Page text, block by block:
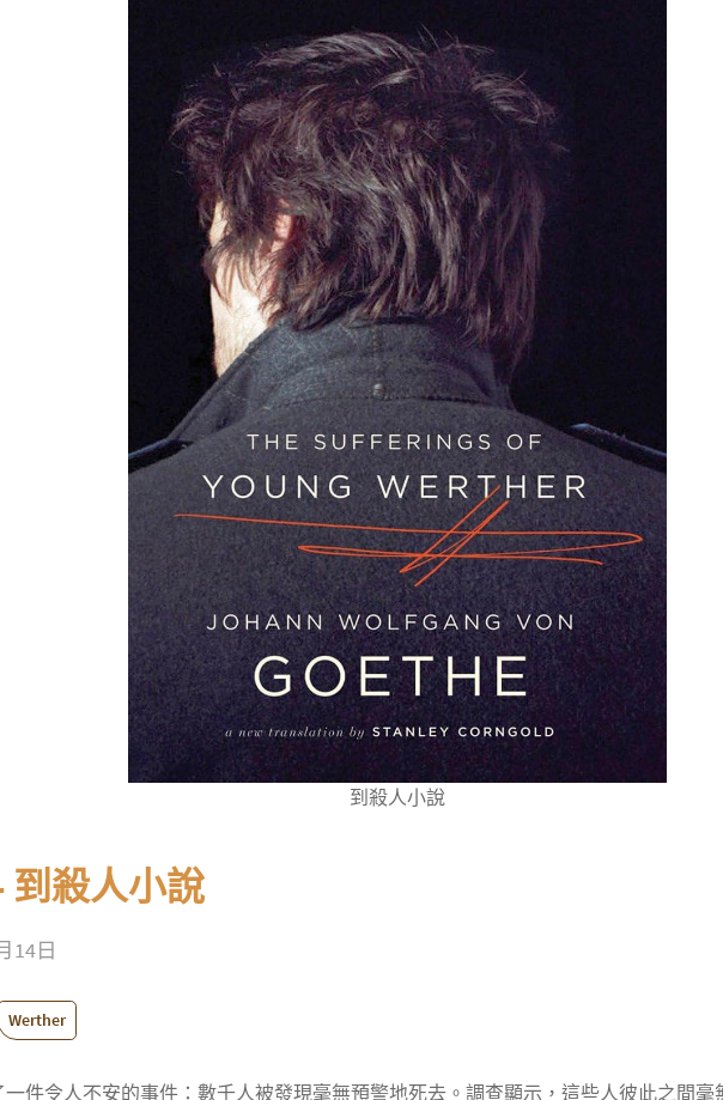
到殺人小說
到殺人小說
14日
Werther
件令人不安的事件：數千人被發現毫無預警地死去。調查顯示，這些人彼此之間